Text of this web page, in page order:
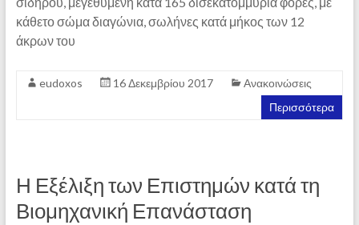
κάθετο σώμα διαγώνια, σωλήνες κατά μήκος των 12
άκρων του
eudoxos 16 Δεκεμβρίου 2017
Ανακοινώσεις
Περισσότερα
Η Εξέλιξη των Επιστημών κατά τη
Βιομηχανική Επανάσταση